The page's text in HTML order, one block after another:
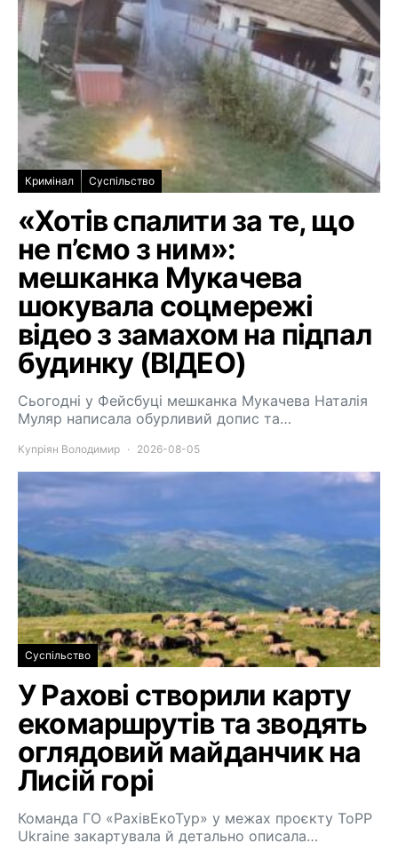
Кримінал Суспільство
«Хотів спалити за те, що
не п’ємо з ним»:
мешканка Мукачева
шокувала соцмережі
відео з замахом на підпал
будинку (ВІДЕО)
Сьогодні у Фейсбуці мешканка Мукачева Наталія
Муляр написала обурливий допис та…
Купріян Володимир 2026-08-05
Суспільство
У Рахові створили карту
екомаршрутів та зводять
оглядовий майданчик на
Лисій горі
Команда ГО «РахівЕкоТур» у межах проєкту ToPP
Ukraine закартувала й детально описала…